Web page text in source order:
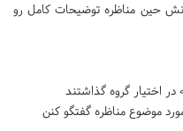
حین مناظره توضیحات کامل رو
اختیار گروه گذاشتند
موضوع مناظره گفتگو کنن